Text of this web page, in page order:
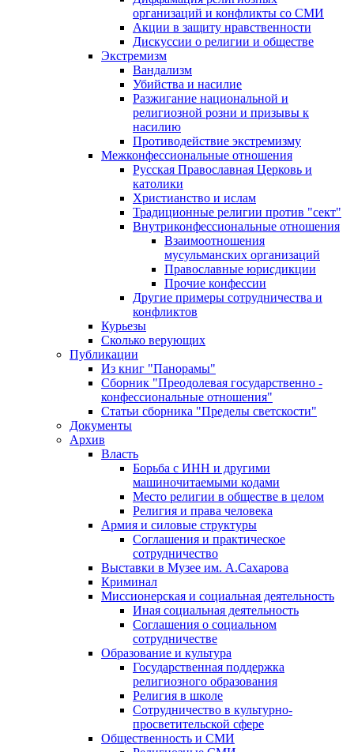
организаций и конфликты со СМИ
Акции в защиту нравственности
Дискуссии о религии и обществе
Экстремизм
Вандализм
Убийства и насилие
Разжигание национальной и
религиозной розни и призывы к
насилию
Противодействие экстремизму
Межконфессиональные отношения
Русская Православная Церковь и
католики
Христианство и ислам
Традиционные религии против "сект"
Внутриконфессиональные отношения
Взаимоотношения
мусульманских организаций
Православные юрисдикции
Прочие конфессии
Другие примеры сотрудничества и
конфликтов
Курьезы
Сколько верующих
Публикации
Из книг "Панорамы"
Сборник "Преодолевая государственно -
конфессиональные отношения"
Статьи сборника "Пределы светскости"
Документы
Архив
Власть
Борьба с ИНН и другими
машиночитаемыми кодами
Место религии в обществе в целом
Религия и права человека
Армия и силовые структуры
Соглашения и практическое
сотрудничество
Выставки в Музее им. А.Сахарова
Криминал
Миссионерская и социальная деятельность
Иная социальная деятельность
Соглашения о социальном
сотрудничестве
Образование и культура
Государственная поддержка
религиозного образования
Религия в школе
Сотрудничество в культурно-
просветительской сфере
Общественность и СМИ